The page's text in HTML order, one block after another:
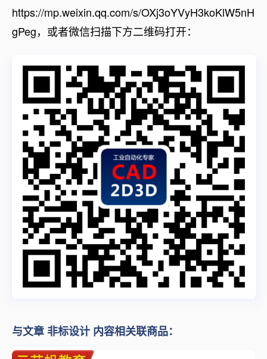
https://mp.weixin.qq.com/s/OXj3oYVyH3koKlW5nH
gPeg，或者微信扫描下方二维码打开：
与文章 非标设计 内容相关联商品：